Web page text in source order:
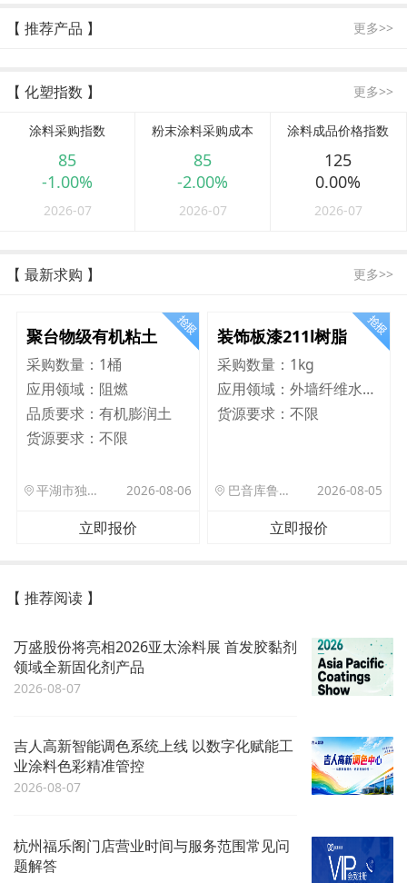
【 推荐产品 】 更多>>
【 化塑指数 】 更多>>
涂料采购指数
85
-1.00%
2026-07
粉末涂料采购成本
85
-2.00%
2026-07
涂料成品价格指数
125
0.00%
2026-07
【 最新求购 】 更多>>
聚台物级有机粘土
采购数量： 1桶
应用领域： 阻燃
品质要求： 有机膨润土
货源要求： 不限
平湖市独山港镇集港路 589 号 2026-08-06
立即报价
装饰板漆211l树脂
采购数量： 1kg
应用领域：
外墙纤维水泥板
货源要求：不限
巴音库鲁提镇,托帕口岸六号库房 2026-08-05
立即报价
【 推荐阅读 】
万盛股份将亮相2026亚太涂料展 首发胶黏剂
领域全新固化剂产品
2026-08-07
吉人高新智能调色系统上线 以数字化赋能工
业涂料色彩精准管控
2026-08-07
杭州福乐阁门店营业时间与服务范围常见问
题解答